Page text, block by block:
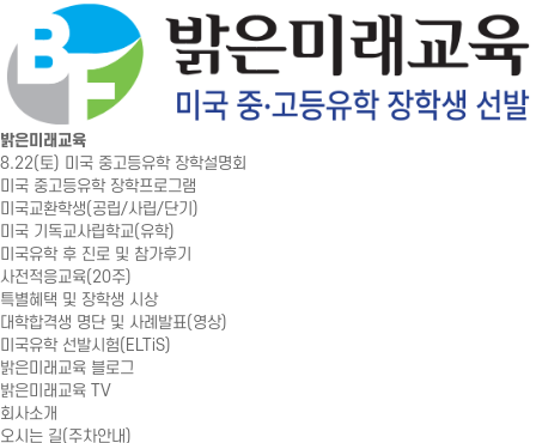
밝은미래교육
8.22(토) 미국 중고등유학 장학설명회
미국 중고등유학 장학프로그램
미국교환학생(공립/사립/단기)
미국 기독교사립학교(유학)
미국유학 후 진로 및 참가후기
사전적응교육(20주)
특별혜택 및 장학생 시상
대학합격생 명단 및 사례발표(영상)
미국유학 선발시험(ELTiS)
밝은미래교육 블로그
밝은미래교육 TV
회사소개
오시는 길(주차안내)